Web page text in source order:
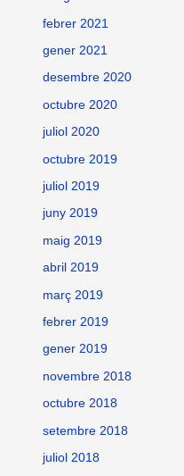
febrer 2021
gener 2021
desembre 2020
octubre 2020
juliol 2020
octubre 2019
juliol 2019
juny 2019
maig 2019
abril 2019
març 2019
febrer 2019
gener 2019
novembre 2018
octubre 2018
setembre 2018
juliol 2018